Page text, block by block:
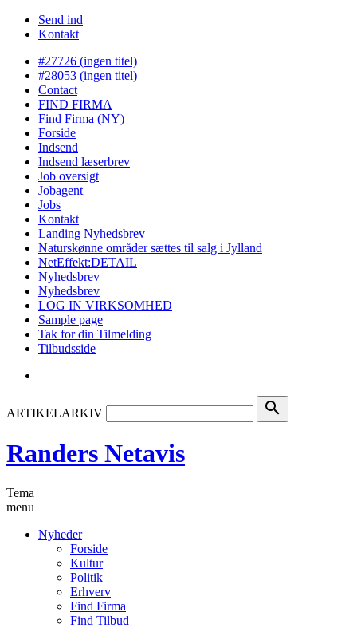
Send ind
Kontakt
#27726 (ingen titel)
#28053 (ingen titel)
Contact
FIND FIRMA
Find Firma (NY)
Forside
Indsend
Indsend læserbrev
Job oversigt
Jobagent
Jobs
Kontakt
Landing Nyhedsbrev
Naturskønne områder sættes til salg i Jylland
NetEffekt:DETAIL
Nyhedsbrev
Nyhedsbrev
LOG IN VIRKSOMHED
Sample page
Tak for din Tilmelding
Tilbudsside
ARTIKELARKIV search
Randers Netavis
Tema
menu
Nyheder
Forside
Kultur
Politik
Erhverv
Find Firma
Find Tilbud